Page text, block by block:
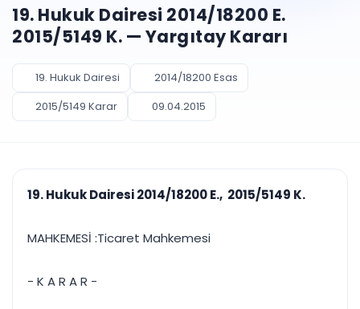
UETS Entegrasyonu
Tebligatları anında
Müvekkil ve taraf
Vekalet
PLANLAMA & TAKİP
Pano ve Takip
Duruşma ve görev
takvimi
Bildirim
AKILLI & FİNANS
takibi
Tek panelde uçtan uca yönetim
Ücretsiz Başlayın Giriş Yap
19. Hukuk Dairesi 2014/18200 E.
2015/5149 K. — Yargıtay Kararı
19. Hukuk Dairesi
2014/18200 Esas
2015/5149 Karar
09.04.2015
19. Hukuk Dairesi 2014/18200 E., 2015/5149 K.
MAHKEMESİ :Ticaret Mahkemesi
- K A R A R -